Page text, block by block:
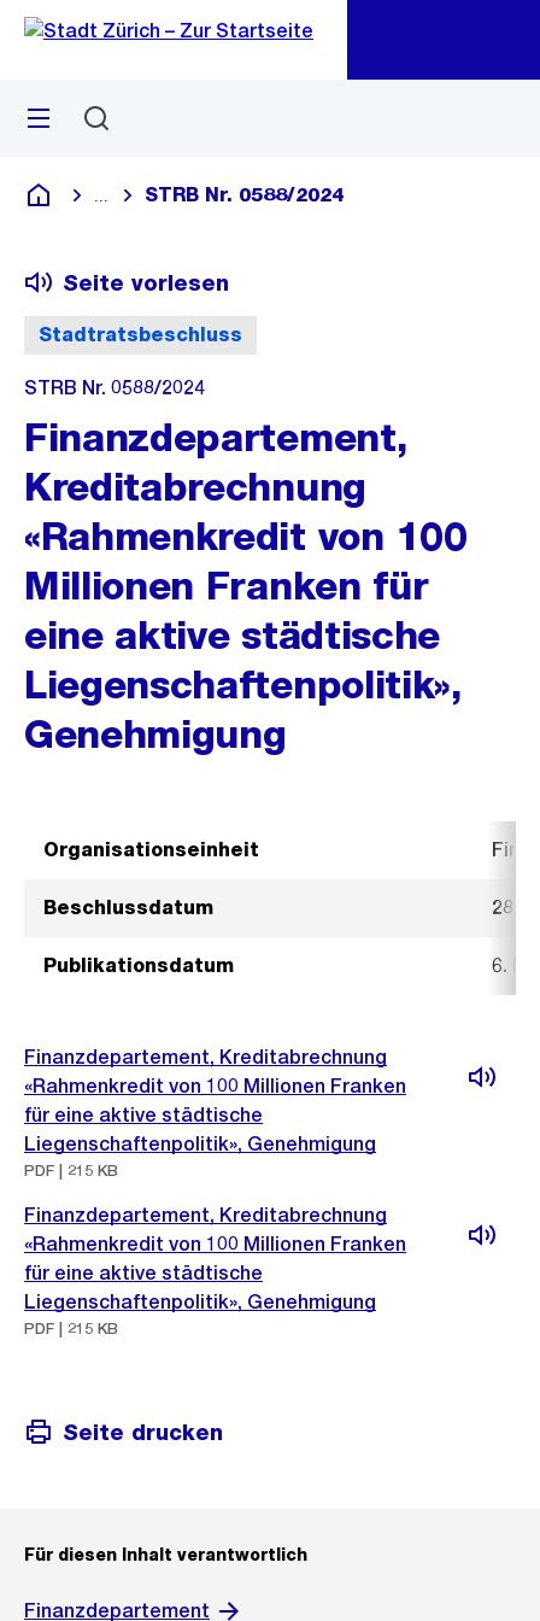
Navigation
Sprunglink
Menü
Deutsch
Blende alle Breadcrumbs ein
STRB Nr. 0588/2024
Stadtratsbeschluss
Seite vorlesen
STRB Nr. 0588/2024
Finanzdepartement,
Kreditabrechnung
«Rahmenkredit von 100
Millionen Franken für
eine aktive städtische
Liegenschaftenpolitik»,
Genehmigung
Organisationseinheit
Beschlussdatum 28.
Publikationsdatum 6.
Finanzdepartement, Kreditabrechnung
«Rahmenkredit von 100 Millionen Franken
für eine aktive städtische
Liegenschaftenpolitik», Genehmigung
PDF | 215 KB
Finanzdepartement, Kreditabrechnung
«Rahmenkredit von 100 Millionen Franken
für eine aktive städtische
Liegenschaftenpolitik», Genehmigung
PDF | 215 KB
Seite drucken
Für diesen Inhalt verantwortlich
Finanzdepartement